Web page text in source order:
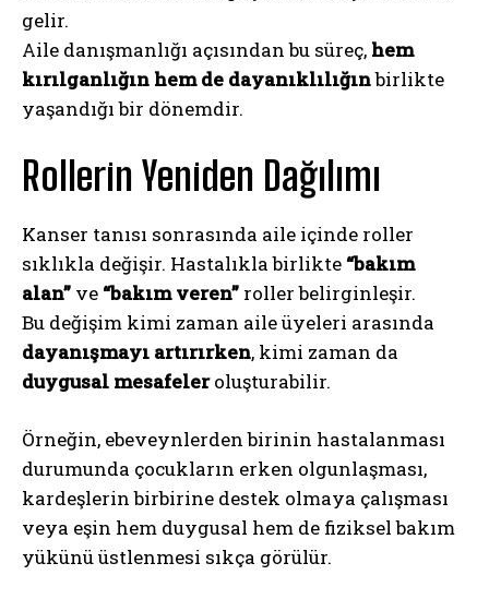
gelir.
Aile danışmanlığı açısından bu süreç, hem
kırılganlığın hem de dayanıklılığınbirlikte
yaşandığı bir dönemdir.
Rollerin Yeniden Dağılımı
Kanser tanısı sonrasında aile içinde roller
sıklıkla değişir. Hastalıkla birlikte “bakım
alan” ve “bakım veren” roller belirginleşir.
Bu değişim kimi zaman aile üyeleri arasında
dayanışmayı artırırken, kimi zaman da
duygusal mesafeleroluşturabilir.
Örneğin, ebeveynlerden birinin hastalanması
durumunda çocukların erken olgunlaşması,
kardeşlerin birbirine destek olmaya çalışması
veya eşin hem duygusal hem de fiziksel bakım
yükünü üstlenmesi sıkça görülür.